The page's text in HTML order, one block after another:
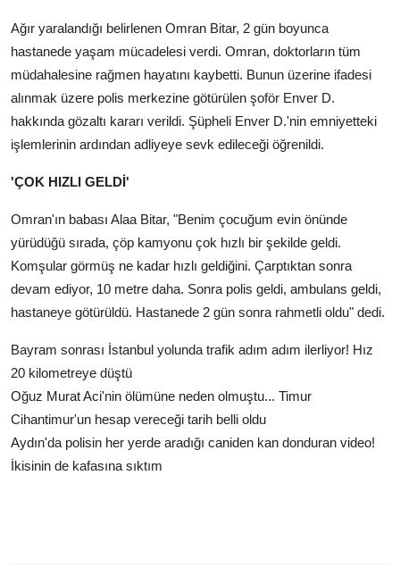
Ağır yaralandığı belirlenen Omran Bitar, 2 gün boyunca
hastanede yaşam mücadelesi verdi. Omran, doktorların tüm
müdahalesine rağmen hayatını kaybetti. Bunun üzerine ifadesi
alınmak üzere polis merkezine götürülen şoför Enver D.
hakkında gözaltı kararı verildi. Şüpheli Enver D.'nin emniyetteki
işlemlerinin ardından adliyeye sevk edileceği öğrenildi.
'ÇOK HIZLI GELDİ'
Omran'ın babası Alaa Bitar, "Benim çocuğum evin önünde
yürüdüğü sırada, çöp kamyonu çok hızlı bir şekilde geldi.
Komşular görmüş ne kadar hızlı geldiğini. Çarptıktan sonra
devam ediyor, 10 metre daha. Sonra polis geldi, ambulans geldi,
hastaneye götürüldü. Hastanede 2 gün sonra rahmetli oldu" dedi.
Bayram sonrası İstanbul yolunda trafik adım adım ilerliyor! Hız
20 kilometreye düştü
Oğuz Murat Aci'nin ölümüne neden olmuştu... Timur
Cihantimur'un hesap vereceği tarih belli oldu
Aydın'da polisin her yerde aradığı caniden kan donduran video!
İkisinin de kafasına sıktım